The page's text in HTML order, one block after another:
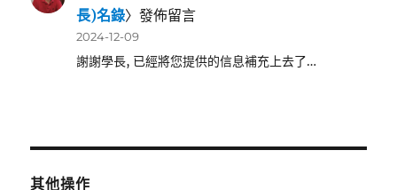
長)名錄〉發佈留言
2024-12-09
謝謝學長, 已經將您提供的信息補充上去了…
其他操作